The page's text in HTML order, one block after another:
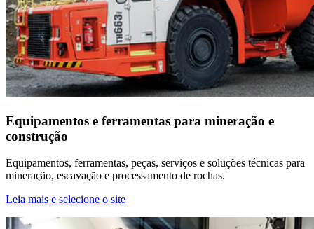
Equipamentos e ferramentas para mineração e
construção
Equipamentos, ferramentas, peças, serviços e soluções técnicas para
mineração, escavação e processamento de rochas.
Leia mais e selecione o site